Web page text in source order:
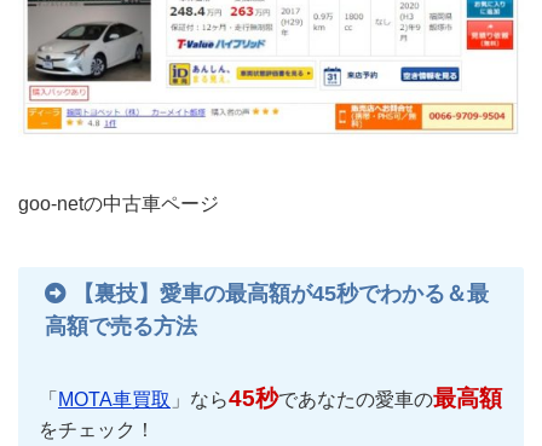
goo-netの中古車ページ
【裏技】愛車の最高額が45秒でわかる＆最
高額で売る方法
「 MOTA車買取 」なら45秒であなたの愛車の最高額
をチェック！